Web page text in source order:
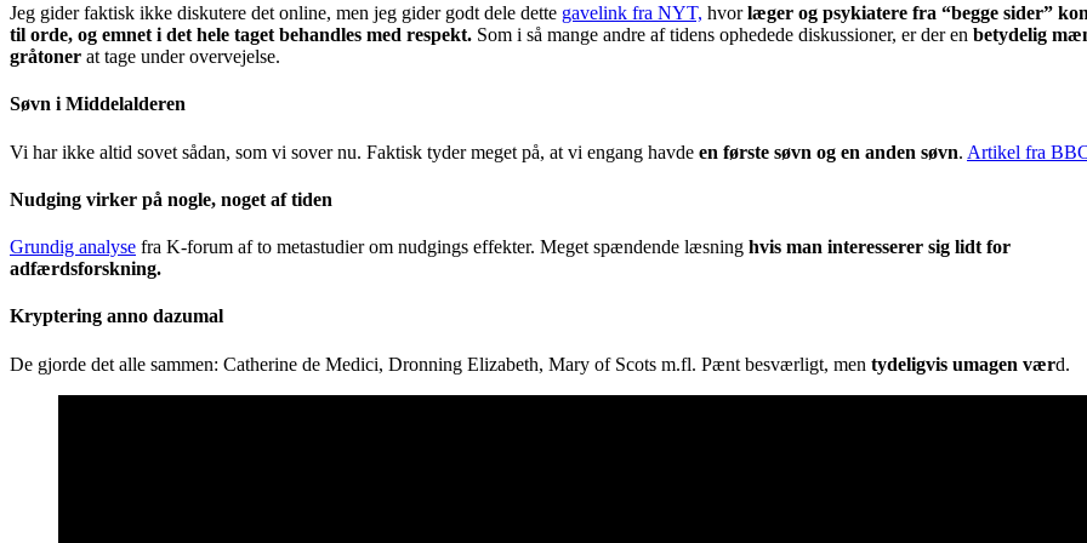
Jeg gider faktisk ikke diskutere det online, men jeg gider godt dele dette gavelink fra NYT, hvorlæger og psykiatere fra “begge sider”
til orde, og emnet i det hele taget behandles med respekt. Som i så mange andre af tidens ophedede diskussioner, er der en betydelig
gråtoner at tage under overvejelse.
Søvn i Middelalderen
Vi har ikke altid sovet sådan, som vi sover nu. Faktisk tyder meget på, at vi engang havde en første søvn og en anden søvn. Artikel fra
Nudging virker på nogle, noget af tiden
Grundig analyse fra K-forum af to metastudier om nudgings effekter. Meget spændende læsning hvis man interesserer sig lidt for
adfærdsforskning.
Kryptering anno dazumal
De gjorde det alle sammen: Catherine de Medici, Dronning Elizabeth, Mary of Scots m.fl. Pænt besværligt, men tydeligvis umagen værd.